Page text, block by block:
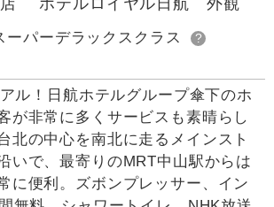
ーパーデラックスクラス ?
ル！日航ホテルグループ傘下のホ
が非常に多くサービスも素晴らし
北の中心を南北に走るメインスト
いで、最寄りのMRT中山駅からは
に便利。ズボンプレッサー、イン